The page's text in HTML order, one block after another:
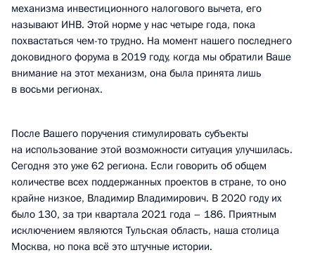
механизма инвестиционного налогового вычета, его
называют ИНВ. Этой норме у нас четыре года, пока
похвастаться чем-то трудно. На момент нашего последнего
доковидного форума в 2019 году, когда мы обратили Ваше
внимание на этот механизм, она была принята лишь
в восьми регионах.
После Вашего поручения стимулировать субъекты
на использование этой возможности ситуация улучшилась.
Сегодня это уже 62 региона. Если говорить об общем
количестве всех поддержанных проектов в стране, то оно
крайне низкое, Владимир Владимирович. В 2020 году их
было 130, за три квартала 2021 года – 186. Приятным
исключением являются Тульская область, наша столица
Москва, но пока всё это штучные истории.